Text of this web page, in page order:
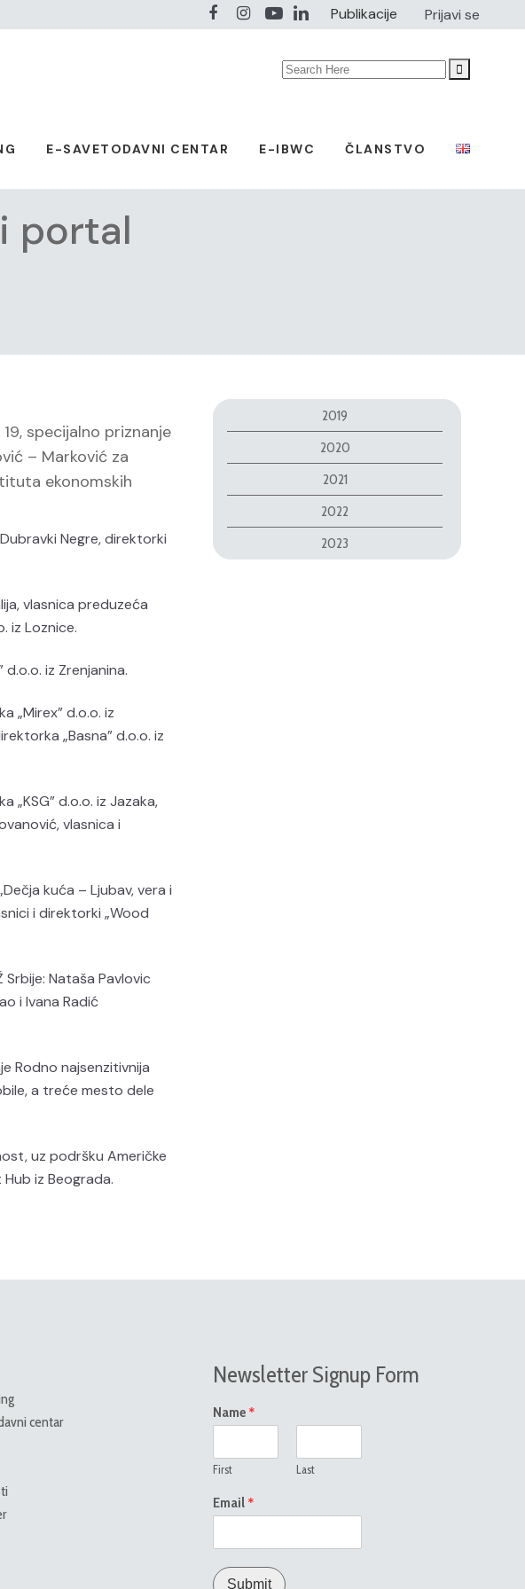
Publikacije Prijavi se
Search
E-SAVETODAVNI CENTAR E-IBWC ČLANSTVO
portal
specijalno priznanje
– Marković za
ekonomskih
Negre, direktorki
vlasnica preduzeća
iz Loznice.
iz Zrenjanina.
„Mirex” d.o.o. iz
„Basna” d.o.o. iz
„KSG” d.o.o. iz Jazaka,
vlasnica i
kuća – Ljubav, vera i
i direktorki „Wood
Nataša Pavlovic
i Ivana Radić
Rodno najsenzitivnija
a treće mesto dele
uz podršku Američke
iz Beograda.
2019
2020
2021
2022
2023
centar
Newsletter Signup Form
Name *
First Last
Email *
Submit